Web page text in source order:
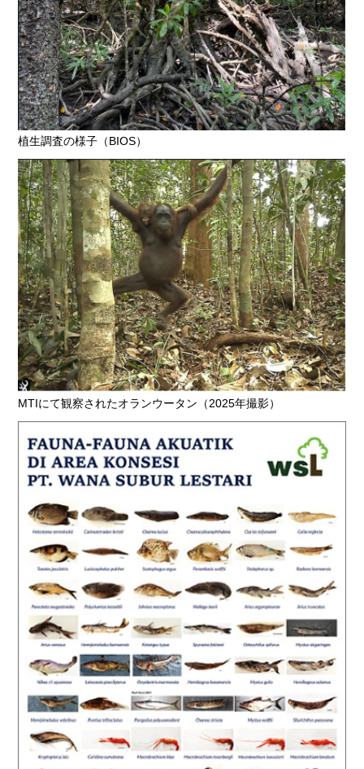
植生調査の様子（BIOS）
MTIにて観察されたオランウータン（2025年撮影）